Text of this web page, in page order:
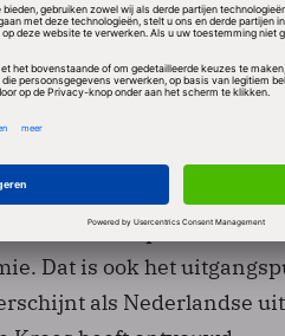
en regeldruk
sprak Verhagen met
over de kansen die
van de bijeenkomst was
voor nieuwe producten en
Dat is ook het
als Nederlandse